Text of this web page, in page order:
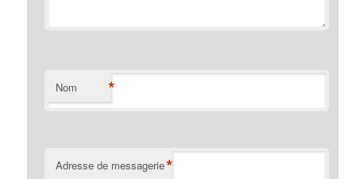
Nom *
Adresse de messagerie*